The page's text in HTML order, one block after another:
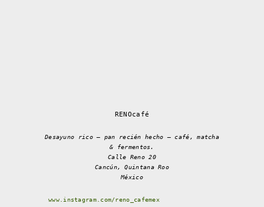
RENOcafé
Desayuno rico – pan recién hecho – café, matcha
& fermentos.
Calle Reno 20
Cancún, Quintana Roo
México
www.instagram.com/reno_cafemex